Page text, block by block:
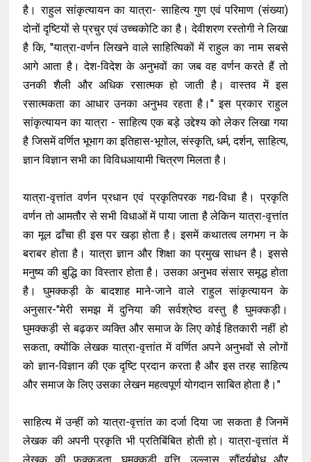
है। राहुल सांकृत्यायन का यात्रा- साहित्य गुण एवं परिमाण (संख्या)
दोनों दृष्टियों से प्रचुर एवं उच्चकोटि का है। देवीशरण रस्तोगी ने लिखा
है कि, "यात्रा-वर्णन लिखने वाले साहित्यिकों में राहुल का नाम सबसे
आगे आता है। देश-विदेश के अनुभवों का जब वह वर्णन करते हैं तो
उनकी शैली और अधिक रसात्मक हो जाती है। वास्तव में इस
रसात्मकता का आधार उनका अनुभव रहता है।" इस प्रकार राहुल
सांकृत्यायन का यात्रा - साहित्य एक बड़े उद्देश्य को लेकर लिखा गया
है जिसमें वर्णित भूभाग का इतिहास-भूगोल, संस्कृति, धर्म, दर्शन, साहित्य,
ज्ञान विज्ञान सभी का विविधआयामी चित्रण मिलता है।
यात्रा-वृत्तांत वर्णन प्रधान एवं प्रकृतिपरक गद्य-विधा है। प्रकृति
वर्णन तो आमतौर से सभी विधाओं में पाया जाता है लेकिन यात्रा-वृत्तांत
का मूल ढाँचा ही इस पर खड़ा होता है। इसमें कथातत्व लगभग न के
बराबर होता है। यात्रा ज्ञान और शिक्षा का प्रमुख साधन है। इससे
मनुष्य की बुद्धि का विस्तार होता है। उसका अनुभव संसार समृद्ध होता
है। घुमक्कड़ी के बादशाह माने-जाने वाले राहुल सांकृत्यायन के
अनुसार-"मेरी समझ में दुनिया की सर्वश्रेष्ठ वस्तु है घुमक्कड़ी।
घुमक्कड़ी से बढ़कर व्यक्ति और समाज के लिए कोई हितकारी नहीं हो
सकता, क्योंकि लेखक यात्रा-वृत्तांत में वर्णित अपने अनुभवों से लोगों
को ज्ञान-विज्ञान की एक दृष्टि प्रदान करता है और इस तरह साहित्य
और समाज के लिए उसका लेखन महत्वपूर्ण योगदान साबित होता है।"
साहित्य में उन्हीं को यात्रा-वृत्तांत का दर्जा दिया जा सकता है जिनमें
लेखक की अपनी प्रकृति भी प्रतिबिंबित होती हो। यात्रा-वृत्तांत में